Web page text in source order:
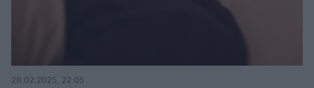
28.02.2025, 22:05